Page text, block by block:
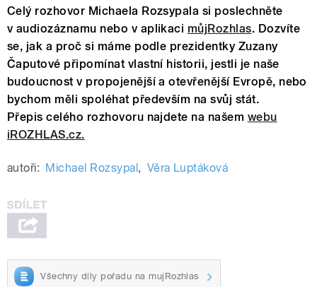
Celý rozhovor Michaela Rozsypala si poslechněte
v audiozáznamu nebo v aplikaci můjRozhlas. Dozvíte
se, jak a proč si máme podle prezidentky Zuzany
Čaputové připomínat vlastní historii, jestli je naše
budoucnost v propojenější a otevřenější Evropě, nebo
bychom měli spoléhat především na svůj stát.
Přepis celého rozhovoru najdete na našem webu
iROZHLAS.cz.
autoři: Michael Rozsypal, Věra Luptáková
Všechny díly pořadu na mujRozhlas